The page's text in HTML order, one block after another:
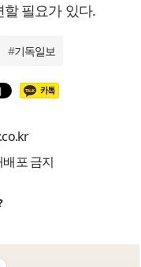
필요가 있다.
#기독일보
포 금지